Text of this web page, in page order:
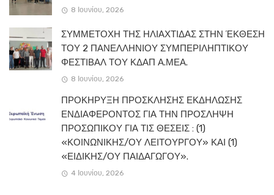
8 Ιουνίου, 2026
ΣΥΜΜΕΤΟΧΗ ΤΗΣ ΗΛΙΑΧΤΙΔΑΣ ΣΤΗΝ ΈΚΘΕΣΗ
ΤΟΥ 2 ΠΑΝΕΛΛΗΝΙΟΥ ΣΥΜΠΕΡΙΛΗΠΤΙΚΟΥ
ΦΕΣΤΙΒΑΛ ΤΟΥ ΚΔΑΠ Α.ΜΕΑ.
8 Ιουνίου, 2026
ΠΡΟΚΗΡΥΞΗ ΠΡΟΣΚΛΗΣΗΣ ΕΚΔΗΛΩΣΗΣ
ΕΝΔΙΑΦΕΡΟΝΤΟΣ ΓΙΑ ΤΗΝ ΠΡΟΣΛΗΨΗ
ΠΡΟΣΩΠΙΚΟΥ ΓΙΑ ΤΙΣ ΘΕΣΕΙΣ : (1)
«ΚΟΙΝΩΝΙΚΗΣ/ΟΥ ΛΕΙΤΟΥΡΓΟΥ» ΚΑΙ (1)
«ΕΙΔΙΚΗΣ/ΟΥ ΠΑΙΔΑΓΩΓΟΥ».
4 Ιουνίου, 2026